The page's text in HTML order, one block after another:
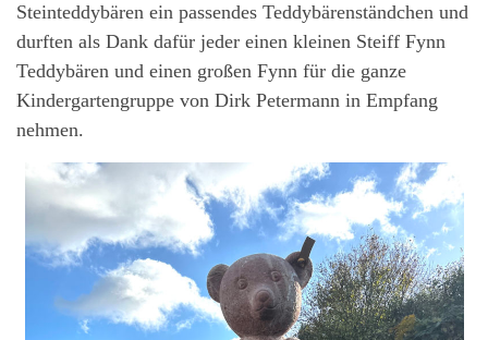
Steinteddybären ein passendes Teddybärenständchen und
durften als Dank dafür jeder einen kleinen Steiff Fynn
Teddybären und einen großen Fynn für die ganze
Kindergartengruppe von Dirk Petermann in Empfang
nehmen.